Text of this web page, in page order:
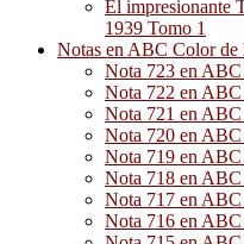
El impresionante
1939 Tomo 1
Notas en ABC Color de
Nota 723 en
Nota 722 en
Nota 721 en
Nota 720 en
Nota 719 en
Nota 718 en
Nota 717 en
Nota 716 en